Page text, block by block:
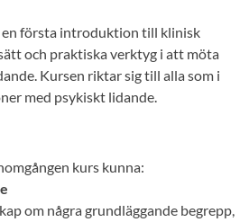
första introduktion till klinisk
och praktiska verktyg i att möta
Kursen riktar sig till alla som i
med psykiskt lidande.
kurs kunna:
om några grundläggande begrepp,